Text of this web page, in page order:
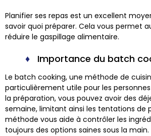
Planifier ses repas est un excellent
savoir quoi préparer. Cela vous permet
réduire le gaspillage alimentaire.
Importance du batch
Le batch cooking, une méthode de
particulièrement utile pour les
la préparation, vous pouvez avoir des
semaine, limitant ainsi les tentations de
méthode vous aide à contrôler les
toujours des options saines sous la main.